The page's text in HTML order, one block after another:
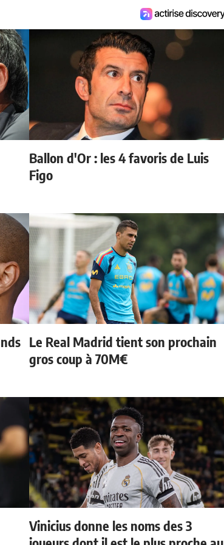
Ballon d'Or : les 4 favoris de Luis
Figo
Le Real Madrid tient son prochain
gros coup à 70M€
Vinicius donne les noms des 3